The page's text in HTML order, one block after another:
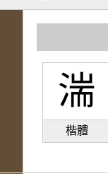
湍
楷體